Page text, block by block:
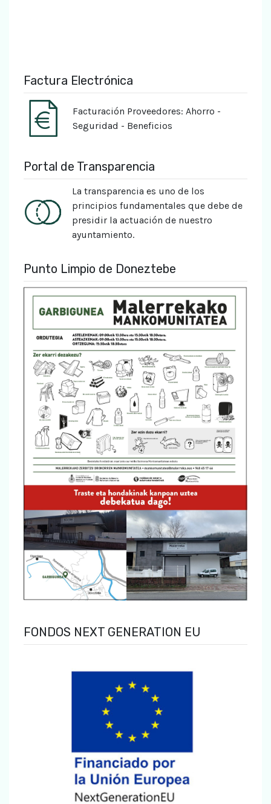
Factura Electrónica
Facturación Proveedores: Ahorro -
Seguridad - Beneficios
Portal de Transparencia
La transparencia es uno de los
principios fundamentales que debe de
presidir la actuación de nuestro
ayuntamiento.
Punto Limpio de Doneztebe
FONDOS NEXT GENERATION EU